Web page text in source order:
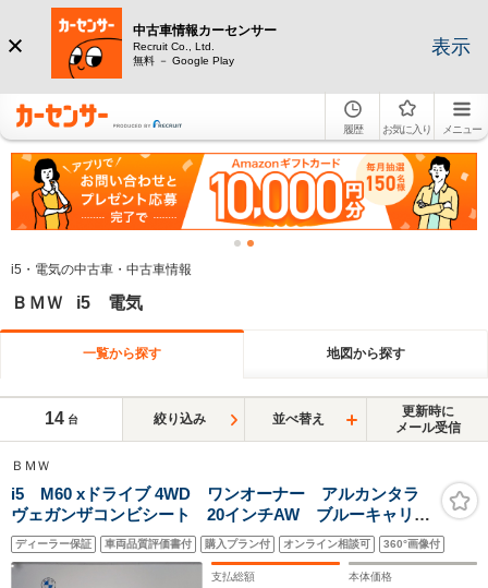
中古車情報カーセンサー
Recruit Co., Ltd.
無料 － Google Play
表示
履歴 お気に入り メニュー
i5・電気の中古車・中古車情報
ＢＭＷ i5 電気
一覧から探す 地図から探す
14 台 絞り込み 並べ替え
更新時に
メール受信
ＢＭＷ
i5 M60 xドライブ 4WD ワンオーナー アルカンタラ
ヴェガンザコンビシート 20インチAW ブルーキャリパ
ー 前後シートヒーター ヘッドアップDP ハーマンカ
ードンサラウンド アイコニックグロー ワイヤレスチ
ャージ 全周囲カメラ
ディーラー保証 車両品質評価書付 購入プラン付 オンライン相談可 360°画像付
支払総額 本体価格